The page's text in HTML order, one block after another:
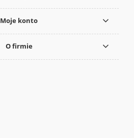
Moje konto
O firmie